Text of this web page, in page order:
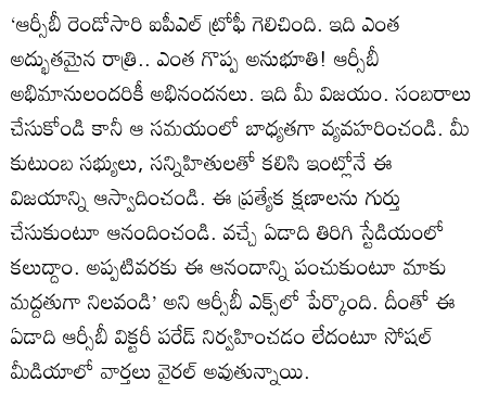
‘ఆర్సీబీ రెండోసారి ఐపీఎల్ ట్రోఫీ గెలిచింది. ఇది ఎంత
అద్భుతమైన రాత్రి.. ఎంత గొప్ప అనుభూతి! ఆర్సీబీ
అభిమానులందరికీ అభినందనలు. ఇది మీ విజయం. సంబరాలు
చేసుకోండి కానీ ఆ సమయంలో బాధ్యతగా వ్యవహరించండి. మీ
కుటుంబ సభ్యులు, సన్నిహితులతో కలిసి ఇంట్లోనే ఈ
విజయాన్ని ఆస్వాదించండి. ఈ ప్రత్యేక క్షణాలను గుర్తు
చేసుకుంటూ ఆనందించండి. వచ్చే ఏడాది తిరిగి స్టేడియంలో
కలుద్దాం. అప్పటివరకు ఈ ఆనందాన్ని పంచుకుంటూ మాకు
మద్దతుగా నిలవండి’ అని ఆర్సీబీ ఎక్స్‌లో పేర్కొంది. దీంతో ఈ
ఏడాది ఆర్సీబీ విక్టరీ పరేడ్ నిర్వహించడం లేదంటూ సోషల్
మీడియాలో వార్తలు వైరల్ అవుతున్నాయి.